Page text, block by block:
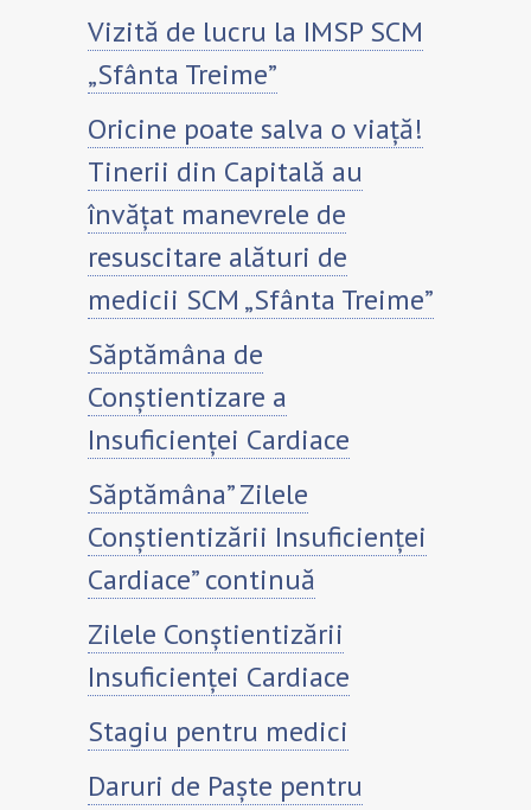
Vizită de lucru la IMSP SCM
„Sfânta Treime”
Oricine poate salva o viață!
Tinerii din Capitală au
învățat manevrele de
resuscitare alături de
medicii SCM „Sfânta Treime”
Săptămâna de
Conștientizare a
Insuficienței Cardiace
Săptămâna” Zilele
Conștientizării Insuficienței
Cardiace” continuă
Zilele Conștientizării
Insuficienței Cardiace
Stagiu pentru medici
Daruri de Paște pentru